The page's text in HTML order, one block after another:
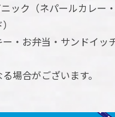
ック（ネパールカレー
・お弁当・⁡サンドイッ
場合がございます。